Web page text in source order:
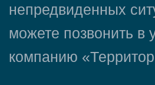
непредвиденных
можете позвонить
компанию